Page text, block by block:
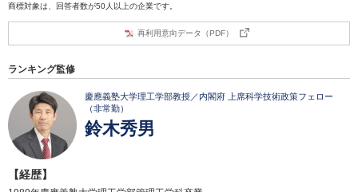
商標対象は、回答者数が50人以上の企業です。
再利用意向データ（PDF）
ランキング監修
慶應義塾大学理工学部教授／内閣府 上席科学技術政策フェロー
（非常勤）
鈴木秀男
【経歴】